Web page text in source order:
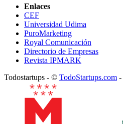
Enlaces
CEF
Universidad Udima
PuroMarketing
Royal Comunicación
Directorio de Empresas
Revista IPMARK
Todostartups - © TodoStartups.com -